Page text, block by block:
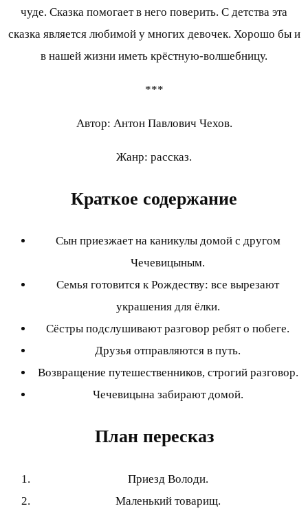
чуде. Сказка помогает в него поверить. С детства эта
сказка является любимой у многих девочек. Хорошо бы и
в нашей жизни иметь крёстную-волшебницу.
***
Автор: Антон Павлович Чехов.
Жанр: рассказ.
Краткое содержание
Сын приезжает на каникулы домой с другом
Чечевицыным.
Семья готовится к Рождеству: все вырезают
украшения для ёлки.
Сёстры подслушивают разговор ребят о побеге.
Друзья отправляются в путь.
Возвращение путешественников, строгий разговор.
Чечевицына забирают домой.
План пересказ
Приезд Володи.
Маленький товарищ.